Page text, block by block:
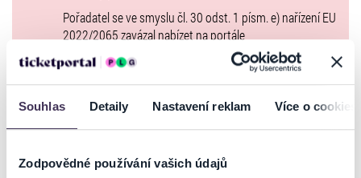
Souhlas Detaily Nastavení reklam Více o cookies
Zodpovědné používání vašich údajů
Nyní přijíždí mj. i s nejnovější tvorbou - albem How Were We To
Know (2024), které potvrzuje její mimořádnou schopnost spojit
emocionální hloubku s moderním pop-soulem. Album přináší nové
příběhy, ale energii, která je pro Emeli typická, v sobě nezapře.
ADONXS rozezní O2 universum jako speciální host Emeli Sandé
Speciálním hostem koncertu Emeli Sandé bude ADONXS- zpěvák,
slovenské popové scény. Reprezentant České republiky na
Pořadatel se ve smyslu čl. 30 odst. 1 písm. e) nařízení EU
2022/2065 zavázal nabízet na portále
www.ticketportal.cz pouze výrobky nebo služby, jež jsou
v souladu s použitelným právem Evropské unie.
GALERIE